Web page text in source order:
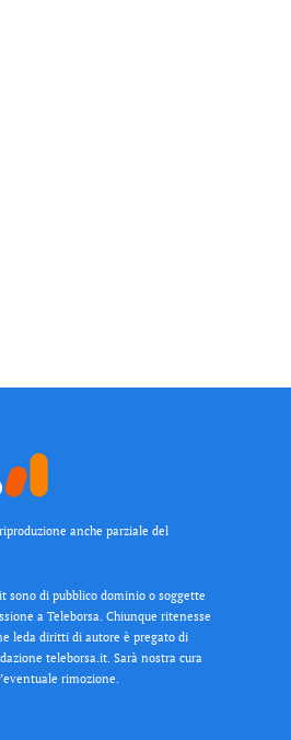
anche parziale del
sono di pubblico dominio o soggette
a Teleborsa. Chiunque ritenesse
leda diritti di autore è pregato di
teleborsa.it. Sarà nostra cura
rimozione.